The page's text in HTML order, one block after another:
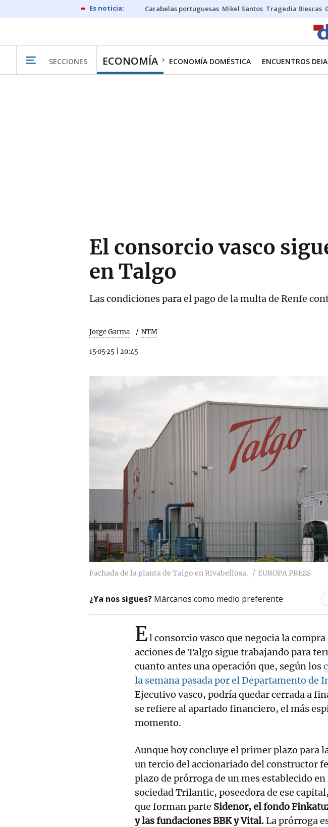
Carabelas portuguesas Mikel Santos Tragedia Biescas
SECCIONES ECONOMÍA ECONOMÍA DOMÉSTICA ENCUENTROS DEIA
El consorcio vasco
en Talgo
Las condiciones para el pago de la multa de Renfe
Jorge Garma NTM
15·05·25 20:45
Fachada de la planta de Talgo en Rivabellosa. EUROPA PRESS
¿Ya nos sigues? Márcanos como medio preferente
El consorcio vasco que negocia la
acciones de Talgo sigue trabajando para
cuanto antes una operación que, según los
la semana pasada por el Departamento de
Ejecutivo vasco, podría quedar cerrada a
se refiere al apartado financiero, el más
momento.
Aunque hoy concluye el primer plazo para
un tercio del accionariado del constructor
plazo de prórroga de un mes establecido
sociedad Trilantic, poseedora de ese
que forman parte Sidenor, el fondo
y las fundaciones BBK y Vital.La prórroga